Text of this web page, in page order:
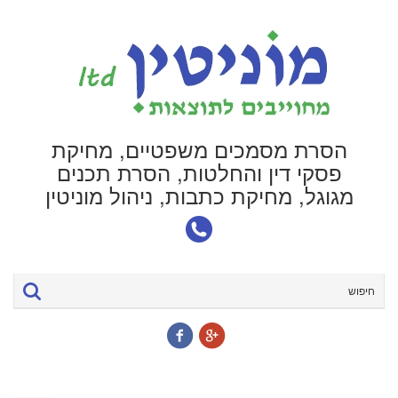
הסרת מסמכים משפטיים, מחיקת
פסקי דין והחלטות, הסרת תכנים
מגוגל, מחיקת כתבות, ניהול מוניטין